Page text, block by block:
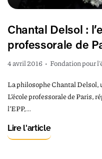
Chantal Delsol :
professorale de
4 avril 2016 • Fondation pour
La philosophe Chantal Delsol,
L’école professorale de Paris,
l’EPP,…
Lire l'article